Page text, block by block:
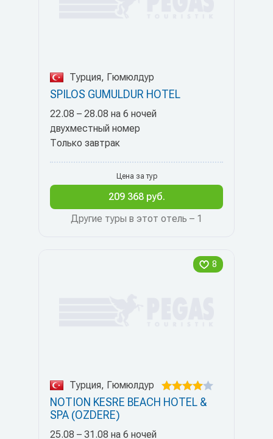
Турция, Гюмюлдур
SPILOS GUMULDUR HOTEL
22.08 – 28.08 на 6 ночей
двухместный номер
Только завтрак
Другие туры в этот отель – 1
Цена за тур
209 368 руб.
8
Турция, Гюмюлдур
NOTION KESRE BEACH HOTEL &
SPA (OZDERE)
25.08 – 31.08 на 6 ночей